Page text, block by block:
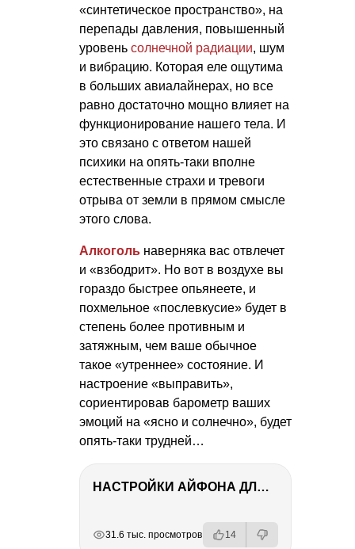
«синтетическое пространство», на
перепады давления, повышенный
уровень солнечной радиации, шум
и вибрацию. Которая еле ощутима
в больших авиалайнерах, но все
равно достаточно мощно влияет на
функционирование нашего тела. И
это связано с ответом нашей
психики на опять-таки вполне
естественные страхи и тревоги
отрыва от земли в прямом смысле
этого слова.
Алкоголь наверняка вас отвлечет
и «взбодрит». Но вот в воздухе вы
гораздо быстрее опьянеете, и
похмельное «послевкусие» будет в
степень более противным и
затяжным, чем ваше обычное
такое «утреннее» состояние. И
настроение «выправить»,
сориентировав барометр ваших
эмоций на «ясно и солнечно», будет
опять-таки трудней…
НАСТРОЙКИ АЙФОНА ДЛЯ ФОТО И ВИДЕО
31.6 тыс. просмотров 14